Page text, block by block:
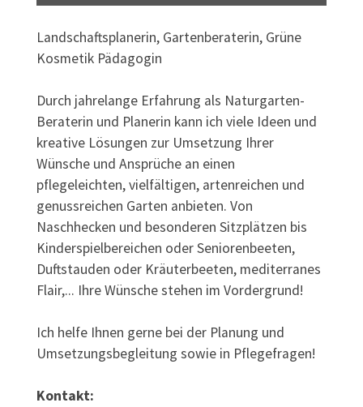
Landschaftsplanerin, Gartenberaterin, Grüne
Kosmetik Pädagogin
Durch jahrelange Erfahrung als Naturgarten-
Beraterin und Planerin kann ich viele Ideen und
kreative Lösungen zur Umsetzung Ihrer
Wünsche und Ansprüche an einen
pflegeleichten, vielfältigen, artenreichen und
genussreichen Garten anbieten. Von
Naschhecken und besonderen Sitzplätzen bis
Kinderspielbereichen oder Seniorenbeeten,
Duftstauden oder Kräuterbeeten, mediterranes
Flair,... Ihre Wünsche stehen im Vordergrund!
Ich helfe Ihnen gerne bei der Planung und
Umsetzungsbegleitung sowie in Pflegefragen!
Kontakt: